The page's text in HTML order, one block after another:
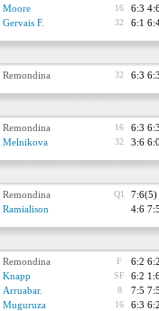
Moore 16 6:3
Gervais F. 32 6:1
Remondina 32 6:3 6:3
Remondina 16 6:3 6:3
Melnikova 32 3:6
Remondina Q1 7:6(5)
Ramialison 4:6
Remondina F 6:2 6:2
Knapp SF 6:2
Arruabar. 8 7:5 7:5
Muguruza 16 6:3 6:2